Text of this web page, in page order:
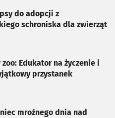
do adopcji z
schroniska dla zwierząt
zoo: Edukator na życzenie i
przystanek
mroźnego dnia nad